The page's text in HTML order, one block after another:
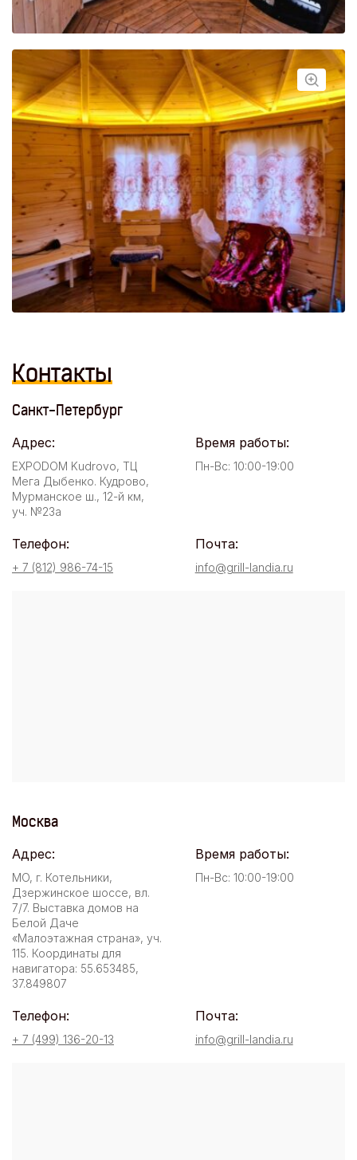
Контакты
Санкт-Петербург
Адрес:
EXPODOM Kudrovo, ТЦ
Мега Дыбенко. Кудрово,
Мурманское ш., 12-й км,
уч. №23а
Время работы:
Пн-Вс: 10:00-19:00
Телефон:
+ 7 (812) 986-74-15
Почта:
info@grill-landia.ru
Москва
Адрес:
МО, г. Котельники,
Дзержинское шоссе, вл.
7/7. Выставка домов на
Белой Даче
«Малоэтажная страна», уч.
115. Координаты для
навигатора: 55.653485,
37.849807
Время работы:
Пн-Вс: 10:00-19:00
Телефон:
+ 7 (499) 136-20-13
Почта:
info@grill-landia.ru